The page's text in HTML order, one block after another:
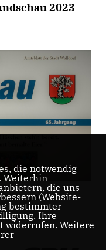
2023
als E-paper |
die notwendig
Weiterhin
die uns
(Website-
bestimmter
Ihre
widerrufen. Weitere